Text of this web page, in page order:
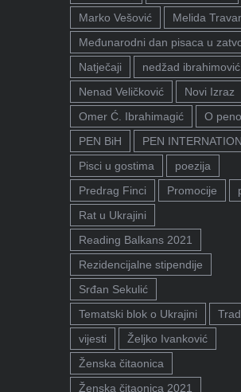
Marko Vešović
Melida
Međunarodni dan pisaca u
Natječaji
nedžad ibrahimović
Nenad Veličković
Novi Izraz
Omer Ć. Ibrahimagić
O
PEN BiH
PEN
Pisci u gostima
poezija
Predrag Finci
Promocije
Rat u Ukrajini
Reading Balkans 2021
Rezidencijalne stipendije
Srđan Sekulić
Tematski blok o Ukrajini
vijesti
Željko Ivanković
Ženska čitaonica
Ženska čitaonica 2021